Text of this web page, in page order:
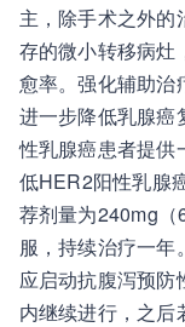
主，除手术之外
存的微小转移病灶
愈率。强化辅助治
进一步降低乳腺癌
性乳腺癌患者提供
低HER2阳性乳腺
荐剂量为240mg
服，持续治疗一
应启动抗腹泻预防
内继续进行，之后